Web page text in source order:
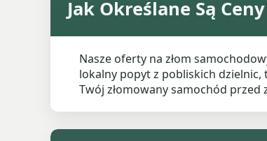
Jak Określane Są
Nasze oferty na złom
lokalny popyt z pobliskich dzielnic,
Twój złomowany samochód przed